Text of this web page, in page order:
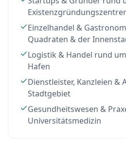
Einzelhandel &
Quadraten & der
Logistik & Handel rund
Hafen
Dienstleister, Kanzleien &
Stadtgebiet
Gesundheitswesen &
Universitätsmedizin